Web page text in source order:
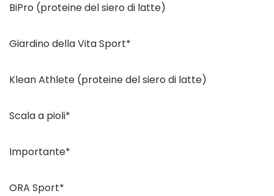
BiPro (proteine ​​del siero di latte)
Giardino della Vita Sport*
Klean Athlete (proteine ​​del siero di latte)
Scala a pioli*
Importante*
ORA Sport*